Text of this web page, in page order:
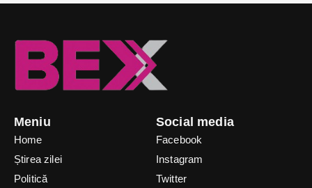
Meniu
Home
Știrea zilei
Politică
Social media
Facebook
Instagram
Twitter